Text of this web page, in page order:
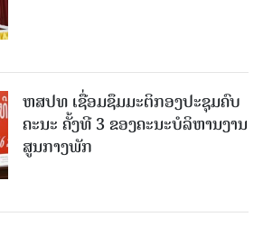
ຫສປທ ເຊື່ອມຊຶມມະຕິກອງປະຊຸມຄົບ
ຄະນະ ຄັ້ງທີ 3 ຂອງຄະນະບໍລິຫານງານ
ສູນກາງພັກ